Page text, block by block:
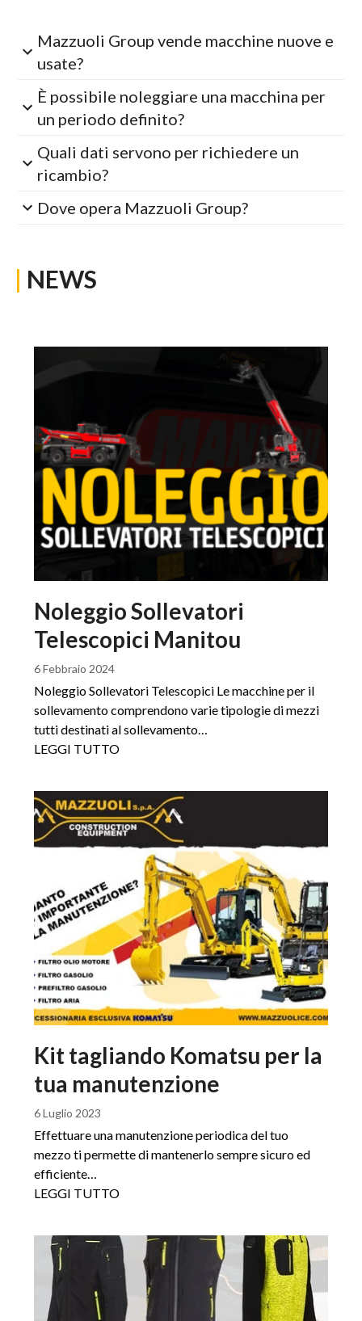
Mazzuoli Group vende macchine nuove e
usate?
È possibile noleggiare una macchina per
un periodo definito?
Quali dati servono per richiedere un
ricambio?
Dove opera Mazzuoli Group?
| NEWS
Noleggio Sollevatori
Telescopici Manitou
6 Febbraio 2024
Noleggio Sollevatori Telescopici Le macchine per il
sollevamento comprendono varie tipologie di mezzi
tutti destinati al sollevamento…
LEGGI TUTTO
Kit tagliando Komatsu per la
tua manutenzione
6 Luglio 2023
Effettuare una manutenzione periodica del tuo
mezzo ti permette di mantenerlo sempre sicuro ed
efficiente…
LEGGI TUTTO